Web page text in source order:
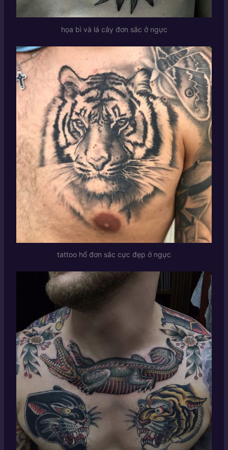
họa bì và lá cây đơn sắc ở ngực
tattoo hổ đơn sắc cực đẹp ở ngực